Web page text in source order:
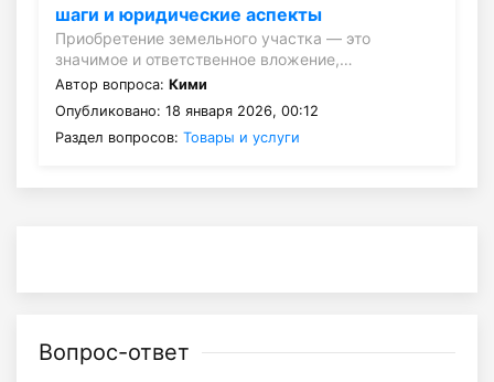
шаги и юридические аспекты
Приобретение земельного участка — это
значимое и ответственное вложение,…
Автор вопроса: Кими
Опубликовано: 18 января 2026, 00:12
Раздел вопросов: Товары и услуги
Вопрос-ответ